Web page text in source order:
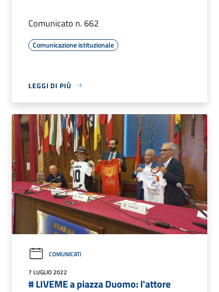
Comunicato n. 662
Comunicazione istituzionale
LEGGI DI PIÙ
COMUNICATI
7 LUGLIO 2022
# LIVEME a piazza Duomo: l'attore